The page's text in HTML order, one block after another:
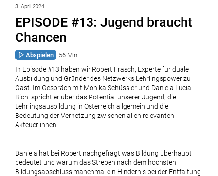
3. April 2024
EPISODE #13: Jugend braucht
Chancen
Abspielen 56 Min.
In Episode #13 haben wir Robert Frasch, Experte für duale
Ausbildung und Gründer des Netzwerks Lehrlingspower zu
Gast. Im Gespräch mit Monika Schüssler und Daniela Lucia
Bichl spricht er über das Potential unserer Jugend, die
Lehrlingsausbildung in Österreich allgemein und die
Bedeutung der Vernetzung zwischen allen relevanten
Akteuer:innen.
Daniela hat bei Robert nachgefragt was Bildung überhaupt
bedeutet und warum das Streben nach dem höchsten
Bildungsabschluss manchmal ein Hindernis bei der Entfaltung